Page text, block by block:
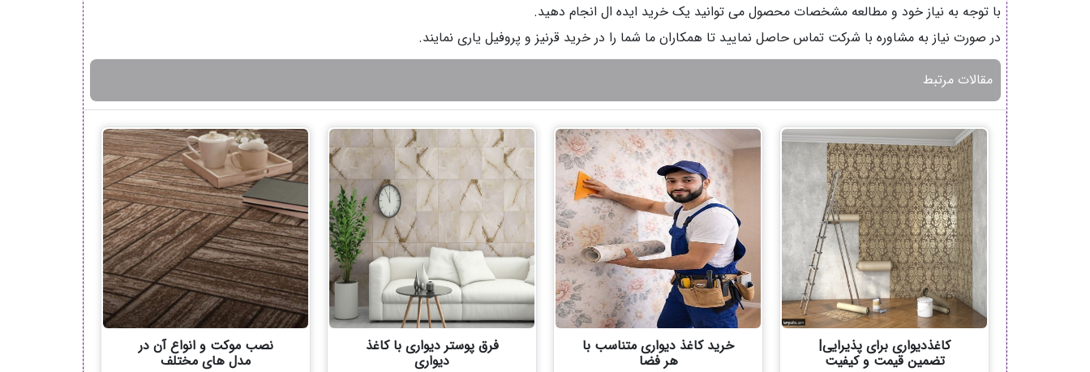
با توجه به نیاز خود و مطالعه مشخصات محصول می توانید یک خرید ایده ال انجام دهید.
در صورت نیاز به مشاوره با شرکت تماس حاصل نمایید تا همکاران ما شما را در خرید قرنیز و پروفیل یاری نمایند.
مقالات مرتبط
کاغذدیواری برای پذیرایی|
تضمین قیمت و کیفیت
خرید کاغذ دیواری متناسب با
هر فضا
فرق پوستر دیواری با کاغذ
دیواری
نصب موکت و انواع آن در
مدل های مختلف